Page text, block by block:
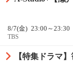
8/7(金) 23:00～23:30
TBS
【特集ドラマ